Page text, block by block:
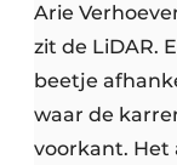
Arie
zit de LiDAR.
beetje
waar de
voorkant. Het